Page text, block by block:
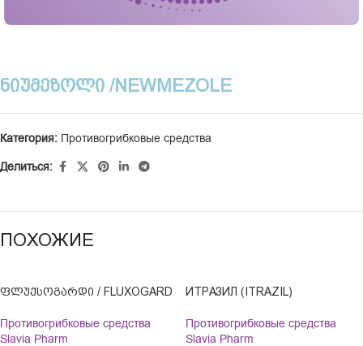
ᲜᲘᲣᲛᲔᲖᲝᲚᲘ /NEWMEZOLE
Категория: Противогрибковые средства
Делиться:
ПОХОЖИЕ
ᲤᲚᲣᲥᲡᲝᲒᲐᲠᲓᲘ / FLUXOGARD
Противогрибковые средства
Slavia Pharm
ИТРАЗИЛ (ITRAZIL)
Противогрибковые средства
Slavia Pharm